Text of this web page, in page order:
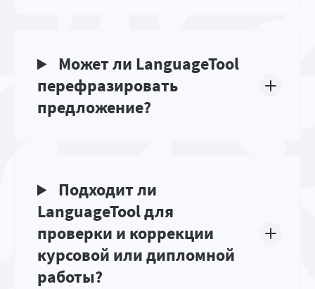
Может ли LanguageTool
перефразировать
предложение?
Подходит ли
LanguageTool для
проверки и коррекции
курсовой или дипломной
работы?